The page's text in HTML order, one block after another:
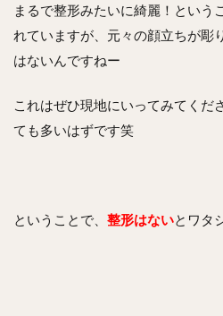
まるで整形みたいに綺麗！という
れていますが、元々の顔立ちが彫
はないんですねー
これはぜひ現地にいってみてくだ
ても多いはずです笑
ということで、 整形はないとワタ